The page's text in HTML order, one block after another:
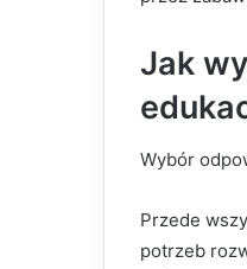
Jak
Wybór
Przede
potrzeb